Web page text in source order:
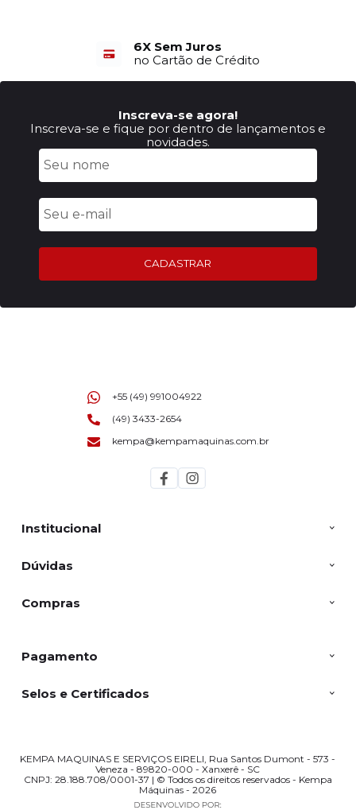
6X Sem Juros
no Cartão de Crédito
Inscreva-se agora!
Inscreva-se e fique por dentro de lançamentos e
novidades.
CADASTRAR
Institucional
Dúvidas
Compras
+55 (49) 991004922
(49) 3433-2654
kempa@kempamaquinas.com.br
Pagamento
Selos e Certificados
KEMPA MAQUINAS E SERVIÇOS EIRELI, Rua Santos Dumont - 573 -
Veneza - 89820-000 - Xanxerê - SC
CNPJ: 28.188.708/0001-37 | © Todos os direitos reservados - Kempa
Máquinas - 2026